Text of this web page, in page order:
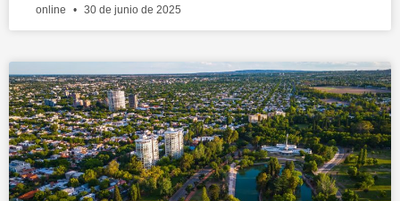
online 30 de junio de 2025